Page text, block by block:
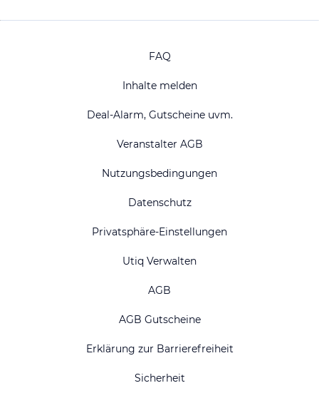
FAQ
Inhalte melden
Deal-Alarm, Gutscheine uvm.
Veranstalter AGB
Nutzungsbedingungen
Datenschutz
Privatsphäre-Einstellungen
Utiq Verwalten
AGB
AGB Gutscheine
Erklärung zur Barrierefreiheit
Sicherheit